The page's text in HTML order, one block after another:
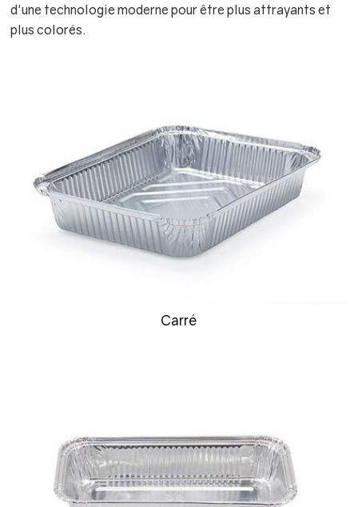
d'une technologie moderne pour être plus attrayants et
plus colorés.
Carré